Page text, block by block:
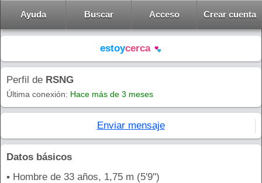
Ayuda Buscar Acceso Crear cuenta
estoycerca
Perfil de RSNG
Última conexión: Hace más de 3 meses
Enviar mensaje
Datos básicos
▪ Hombre de 33 años, 1,75 m (5'9'')